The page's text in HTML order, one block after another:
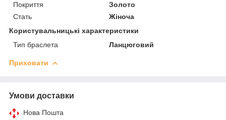
Покриття
Золото
Стать
Жіноча
Користувальницькі характеристики
Тип браслета
Ланцюговий
Приховати
Умови доставки
Нова Пошта